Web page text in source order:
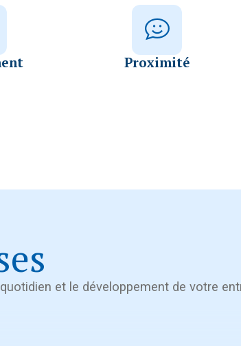
Proximité
et le développement de votre